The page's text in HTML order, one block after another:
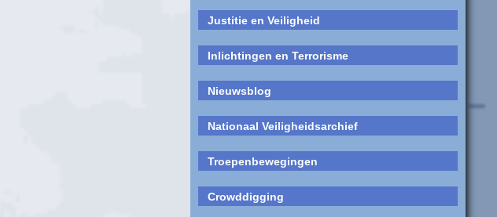
Justitie en Veiligheid
Inlichtingen en Terrorisme
Nieuwsblog
Nationaal Veiligheidsarchief
Troepenbewegingen
Crowddigging